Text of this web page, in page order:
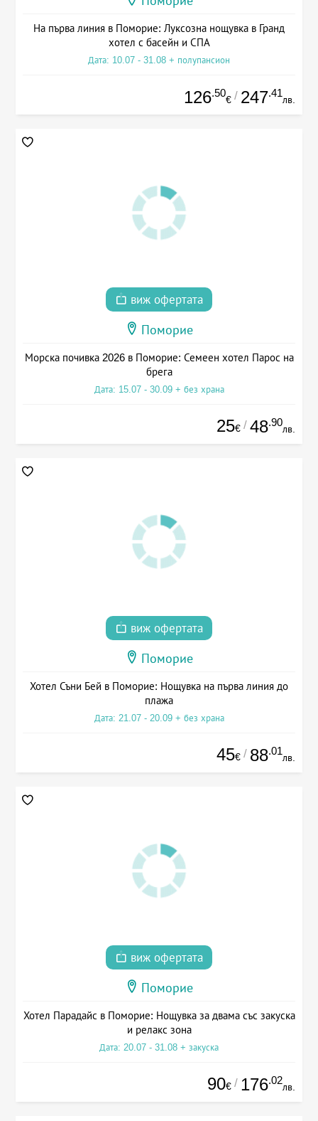
На първа линия в Поморие: Луксозна нощувка в Гранд
хотел с басейн и СПА
Дата: 10.07 - 31.08 + полупансион
126.50
€ / 247.41
лв.
виж офертата
Поморие
Морска почивка 2026 в Поморие: Семеен хотел Парос на
брега
Дата: 15.07 - 30.09 + без храна
25€ / 48.90
лв.
виж офертата
Поморие
Хотел Съни Бей в Поморие: Нощувка на първа линия до
плажа
Дата: 21.07 - 20.09 + без храна
45€ / 88.01
лв.
виж офертата
Поморие
Хотел Парадайс в Поморие: Нощувка за двама със закуска
и релакс зона
Дата: 20.07 - 31.08 + закуска
90€ / 176.02
лв.